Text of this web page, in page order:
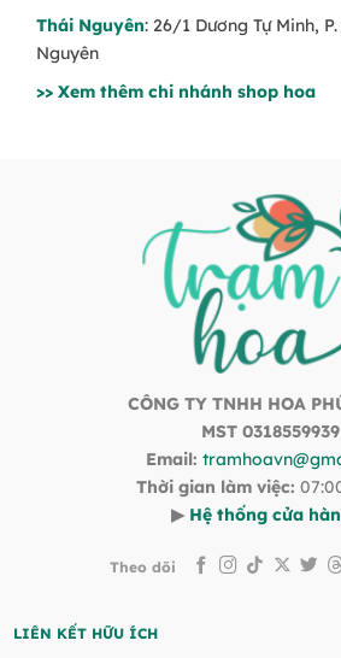
Thái Nguyên: 26/1 Dương Tự Minh,
Nguyên
>> Xem thêm chi nhánh shop hoa
CÔNG TY TNHH HOA
MST 0318559939
Email:
Thời gian làm việc:
▶ Hệ thống cửa
Theo dõi
LIÊN KẾT HỮU ÍCH